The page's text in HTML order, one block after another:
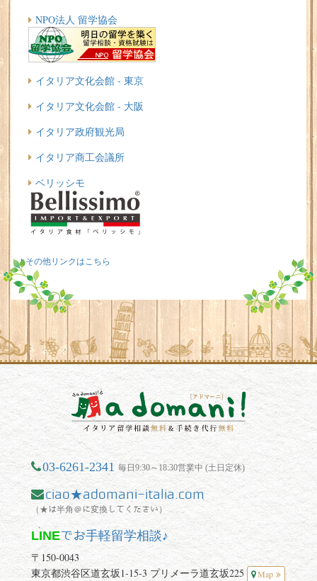
NPO法人 留学協会
イタリア文化会館 - 東京
イタリア文化会館 - 大阪
イタリア政府観光局
イタリア商工会議所
ベリッシモ
その他リンクはこちら
03-6261-2341 毎日9:30～18:30営業中 (土日定休)
ciao★adomani-italia.com
（★は半角＠に変換してください）
LINEでお手軽留学相談♪
〒150-0043
東京都渋谷区道玄坂1-15-3 プリメーラ道玄坂225
Map